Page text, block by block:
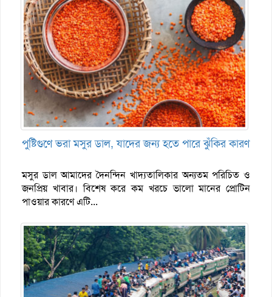
পুষ্টিগুণে ভরা মসুর ডাল, যাদের জন্য হতে পারে ঝুঁকির কারণ
মসুর ডাল আমাদের দৈনন্দিন খাদ্যতালিকার অন্যতম পরিচিত ও
জনপ্রিয় খাবার। বিশেষ করে কম খরচে ভালো মানের প্রোটিন
পাওয়ার কারণে এটি...